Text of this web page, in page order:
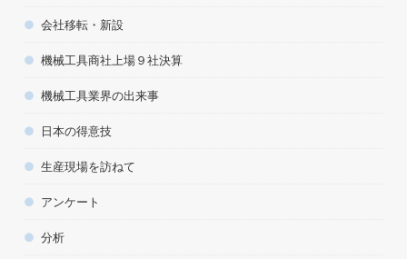
会社移転・新設
機械工具商社上場９社決算
機械工具業界の出来事
日本の得意技
生産現場を訪ねて
アンケート
分析